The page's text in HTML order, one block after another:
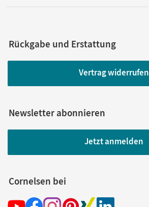
Rückgabe und Erstattung
Vertrag widerrufen
Newsletter abonnieren
Jetzt anmelden
Cornelsen bei